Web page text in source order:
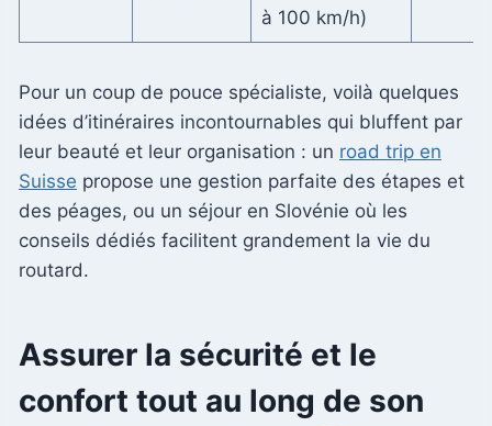
à 100 km/h)
Pour un coup de pouce spécialiste, voilà quelques
idées d’itinéraires incontournables qui bluffent par
leur beauté et leur organisation : un road trip en
Suisse propose une gestion parfaite des étapes et
des péages, ou un séjour en Slovénie où les
conseils dédiés facilitent grandement la vie du
routard.
Assurer la sécurité et le
confort tout au long de son